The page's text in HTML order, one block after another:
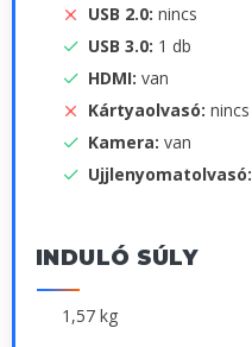
USB 2.0: nincs
USB 3.0: 1 db
HDMI: van
Kártyaolvasó: nincs
Kamera: van
Ujjlenyomatolvasó:
INDULÓ SÚLY
1,57 kg